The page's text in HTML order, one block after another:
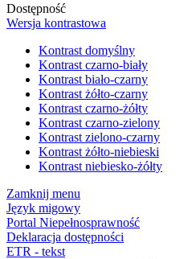
Dostępność
Wersja kontrastowa
Kontrast domyślny
Kontrast czarno-biały
Kontrast biało-czarny
Kontrast żółto-czarny
Kontrast czarno-żółty
Kontrast czarno-zielony
Kontrast zielono-czarny
Kontrast żółto-niebieski
Kontrast niebiesko-żółty
Zamknij menu
Język migowy
Portal Niepełnosprawność
Deklaracja dostępności
ETR - tekst